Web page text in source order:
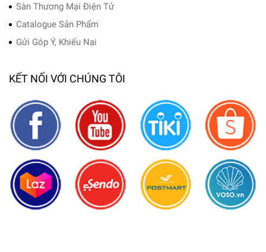
Sàn Thương Mại Điện Tử
Catalogue Sản Phẩm
Gửi Góp Ý, Khiếu Nại
KẾT NỐI VỚI CHÚNG TÔI